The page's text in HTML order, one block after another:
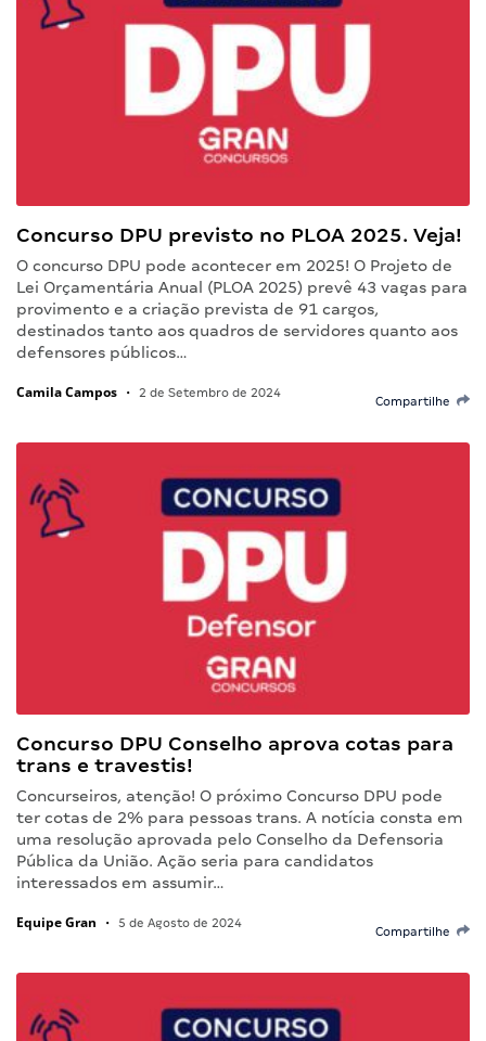
Concurso DPU previsto no PLOA 2025. Veja!
O concurso DPU pode acontecer em 2025! O Projeto de
Lei Orçamentária Anual (PLOA 2025) prevê 43 vagas para
provimento e a criação prevista de 91 cargos,
destinados tanto aos quadros de servidores quanto aos
defensores públicos…
Camila Campos • 2 de Setembro de 2024
Compartilhe
Concurso DPU Conselho aprova cotas para
trans e travestis!
Concurseiros, atenção! O próximo Concurso DPU pode
ter cotas de 2% para pessoas trans. A notícia consta em
uma resolução aprovada pelo Conselho da Defensoria
Pública da União. Ação seria para candidatos
interessados em assumir…
Equipe Gran • 5 de Agosto de 2024
Compartilhe